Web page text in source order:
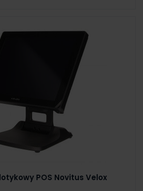
POS Novitus Velox